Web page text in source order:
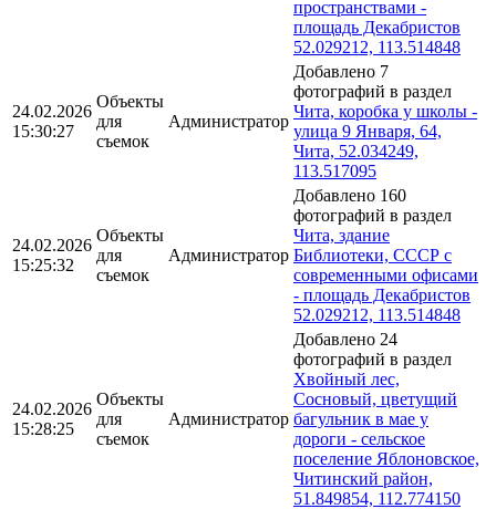
пространствами -
площадь Декабристов
52.029212, 113.514848
24.02.2026
15:30:27
Объекты
для
съемок
Администратор
Добавлено 7
фотографий в раздел
Чита, коробка у школы -
улица 9 Января, 64,
Чита, 52.034249,
113.517095
24.02.2026
15:25:32
Объекты
для
съемок
Администратор
Добавлено 160
фотографий в раздел
Чита, здание
Библиотеки, СССР с
современными офисами
- площадь Декабристов
52.029212, 113.514848
24.02.2026
15:28:25
Объекты
для
съемок
Администратор
Добавлено 24
фотографий в раздел
Хвойный лес,
Сосновый, цветущий
багульник в мае у
дороги - сельское
поселение Яблоновское,
Читинский район,
51.849854, 112.774150